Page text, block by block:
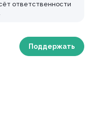
ответственности
Поддержать